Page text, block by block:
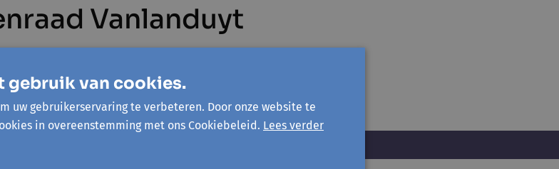
Vanlanduyt
gebruik van cookies.
uw gebruikerservaring te verbeteren. Door onze website te
in overeenstemming met ons Cookiebeleid. Lees verder